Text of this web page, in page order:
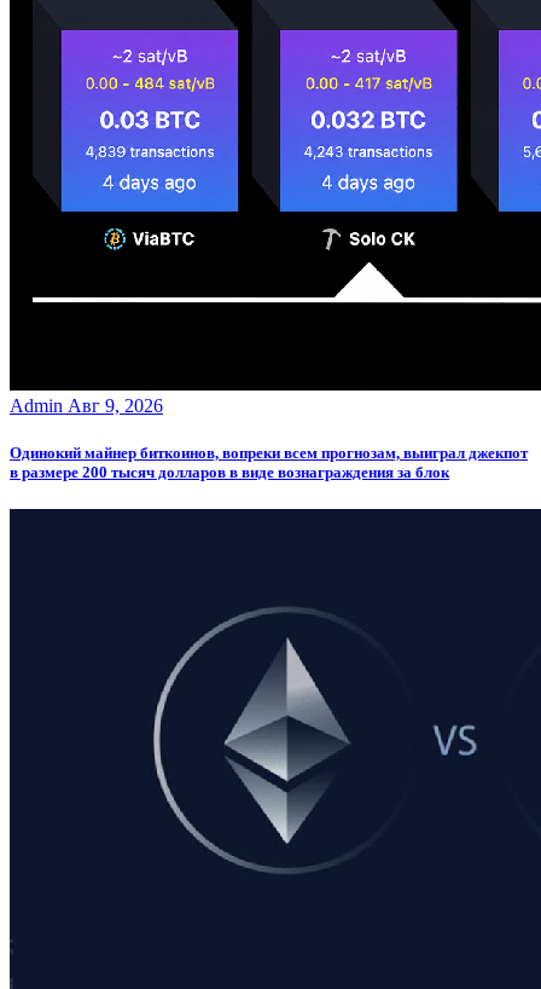
Admin Авг 9, 2026
Одинокий майнер биткоинов, вопреки всем прогнозам, выиграл джекпот
в размере 200 тысяч долларов в виде вознаграждения за блок